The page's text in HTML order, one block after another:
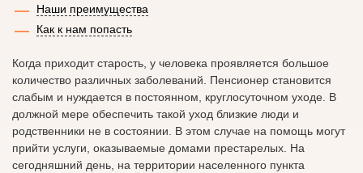
Наши преимущества
Как к нам попасть
Когда приходит старость, у человека проявляется большое
количество различных заболеваний. Пенсионер становится
слабым и нуждается в постоянном, круглосуточном уходе. В
должной мере обеспечить такой уход близкие люди и
родственники не в состоянии. В этом случае на помощь могут
прийти услуги, оказываемые домами престарелых. На
сегодняшний день, на территории населенного пункта